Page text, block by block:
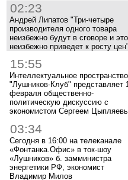
02:23
Андрей Липатов "Три-четыре
производителя одного товара
неизбежно будут в сговоре и это
неизбежно приведет к росту цен"
15:55
Интеллектуальное пространство
"Лушников-Клуб" представляет
февраля общественно-
политическую дискуссию с
экономистом Сергеем
03:34
Сегодня в 16:00 на телеканале
«Фонтанка.Офис» в ток-шоу
«Лушников» б. замминистра
энергетики РФ, экономист
Владимир Милов